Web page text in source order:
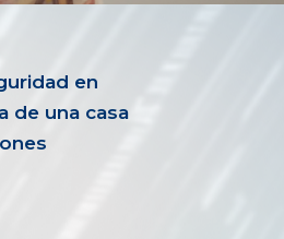
en
de una casa